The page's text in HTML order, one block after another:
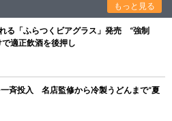
もっと見る
る「ふらつくビアグラス」発売 “強制
適正飲酒を後押し
斉投入 名店監修から冷製うどんまで“夏